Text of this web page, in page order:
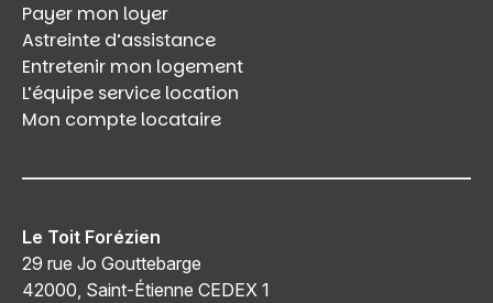
Payer mon loyer
Astreinte d’assistance
Entretenir mon logement
L’équipe service location
Mon compte locataire
Le Toit Forézien
29 rue Jo Gouttebarge
42000, Saint-Étienne CEDEX 1